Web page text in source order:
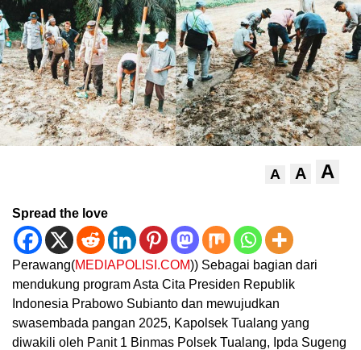
A A A
Spread the love
Perawang(MEDIAPOLISI.COM)) Sebagai bagian dari
mendukung program Asta Cita Presiden Republik
Indonesia Prabowo Subianto dan mewujudkan
swasembada pangan 2025, Kapolsek Tualang yang
diwakili oleh Panit 1 Binmas Polsek Tualang, Ipda Sugeng